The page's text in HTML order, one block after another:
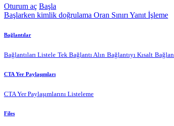
Oturum aç Başla
Başlarken kimlik doğrulama Oran Sınırı Yanıt İşleme
Bağlantılar
Bağlantıları Listele Tek Bağlantı Alın Bağlantıyı Kısalt
CTA Yer Paylaşımları
CTA Yer Paylaşımlarını Listeleme
Files